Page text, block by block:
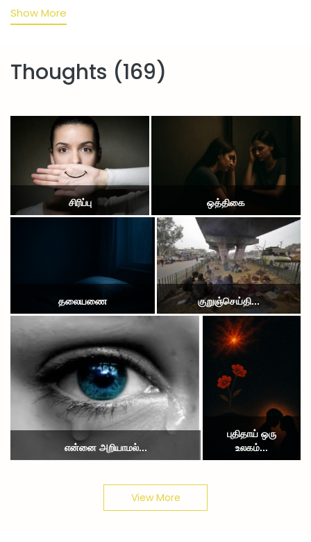
பிச்சை வாங்கி உண்ணும் வாழ்க்கை பெற்று விட்ட போதிலும்
இச்சைகொண்டே பொருளெலாம் இழந்துவிட்ட போதிலும்,
Show More
Thoughts (169)
சிரிப்பு ஒத்திகை
தலையணை குறுஞ்செய்தி...
என்னை அறியாமல்...
புதிதாய் ஒரு
உலகம்...
View More